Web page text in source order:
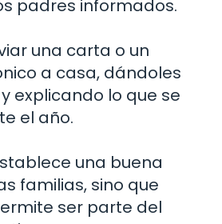
padres informados.
una carta o un
a casa, dándoles
explicando lo que se
el año.
una buena
familias, sino que
ser parte del